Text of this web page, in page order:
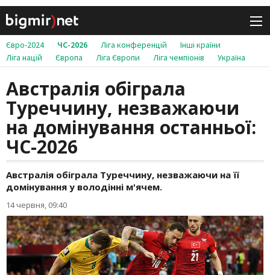
Євро-2024 ЧС-2026 Ліга конференцій
Інші країни
Ліга націй
Європа Ліга Європи Ліга чемпіонів Україна
Австралія обіграла
Туреччину, незважаючи
на домінування останньої:
ЧС-2026
Австралія обіграла Туреччину, незважаючи на її
домінування у володінні м'ячем.
14 червня, 09:40